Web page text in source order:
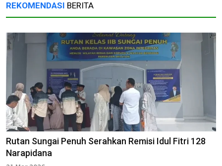
REKOMENDASI BERITA
Rutan Sungai Penuh Serahkan Remisi Idul Fitri 128
Narapidana